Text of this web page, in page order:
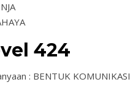
424
: BENTUK KOMUNIKASI